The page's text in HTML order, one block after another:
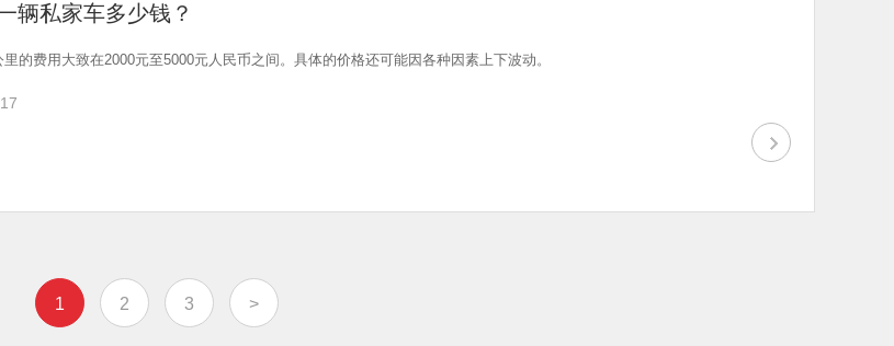
辆私家车多少钱？
的费用大致在2000元至5000元人民币之间。具体的价格还可能因各种因素上下波动。
1 2 3 >